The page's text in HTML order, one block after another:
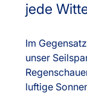
jede
Im
unser
luftige